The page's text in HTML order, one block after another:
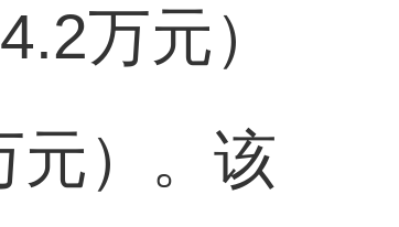
万元）
元）。该